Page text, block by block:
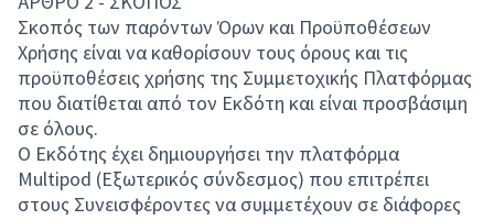
Σκοπός των παρόντων Όρων και Προϋποθέσεων
Χρήσης είναι να καθορίσουν τους όρους και τις
προϋποθέσεις χρήσης της Συμμετοχικής Πλατφόρμας
που διατίθεται από τον Εκδότη και είναι προσβάσιμη
σε όλους.
Ο Εκδότης έχει δημιουργήσει την πλατφόρμα
Multipod (Εξωτερικός σύνδεσμος) που επιτρέπει
στους Συνεισφέροντες να συμμετέχουν σε διάφορες